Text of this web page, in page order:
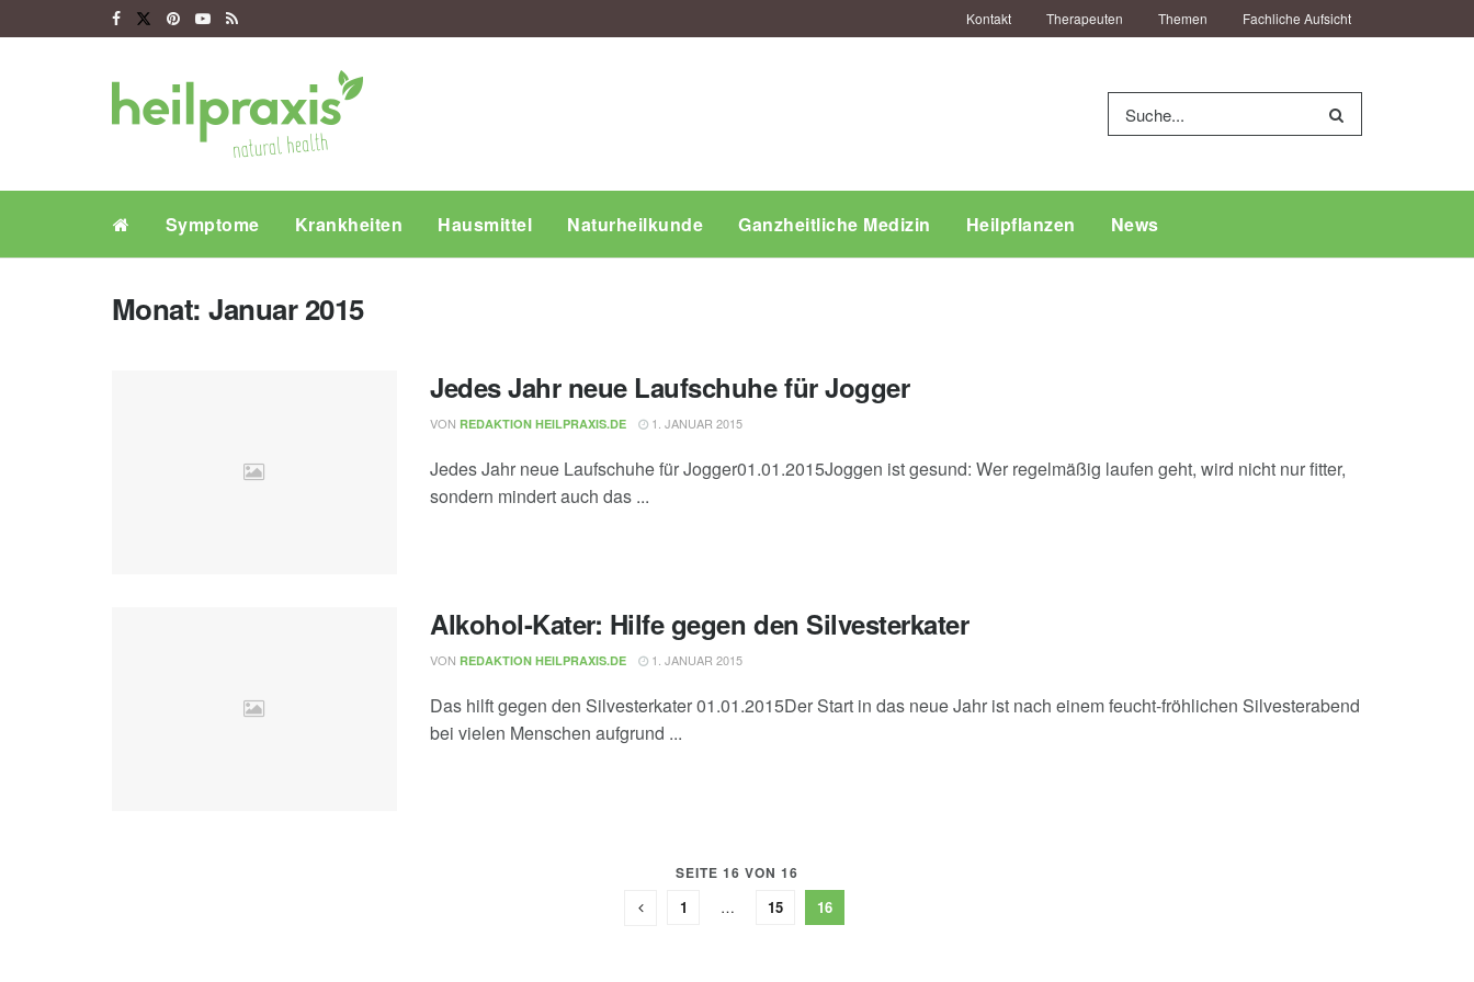
Kontakt Therapeuten Themen Fachliche Aufsicht
Symptome Krankheiten Hausmittel Naturheilkunde Ganzheitliche Medizin Heilpflanzen News
Monat:Januar 2015
Jedes Jahr neue Laufschuhe für Jogger
VON REDAKTION HEILPRAXIS.DE 1. JANUAR 2015
Jedes Jahr neue Laufschuhe für Jogger01.01.2015Joggen ist gesund: Wer regelmäßig laufen geht, wird nicht nur fitter,
sondern mindert auch das ...
Alkohol-Kater: Hilfe gegen den Silvesterkater
VON REDAKTION HEILPRAXIS.DE 1. JANUAR 2015
Das hilft gegen den Silvesterkater 01.01.2015Der Start in das neue Jahr ist nach einem feucht-fröhlichen Silvesterabend
bei vielen Menschen aufgrund ...
SEITE 16 VON 16
1 … 15 16